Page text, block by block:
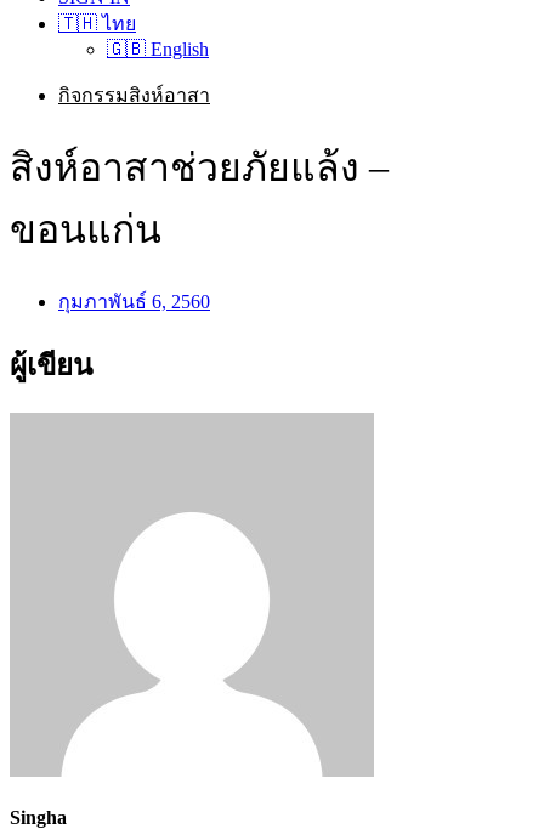
🇹🇭 ไทย
🇬🇧 English
กิจกรรมสิงห์อาสา
สิงห์อาสาช่วยภัยแล้ง –
ขอนแก่น
กุมภาพันธ์ 6, 2560
ผู้เขียน
Singha